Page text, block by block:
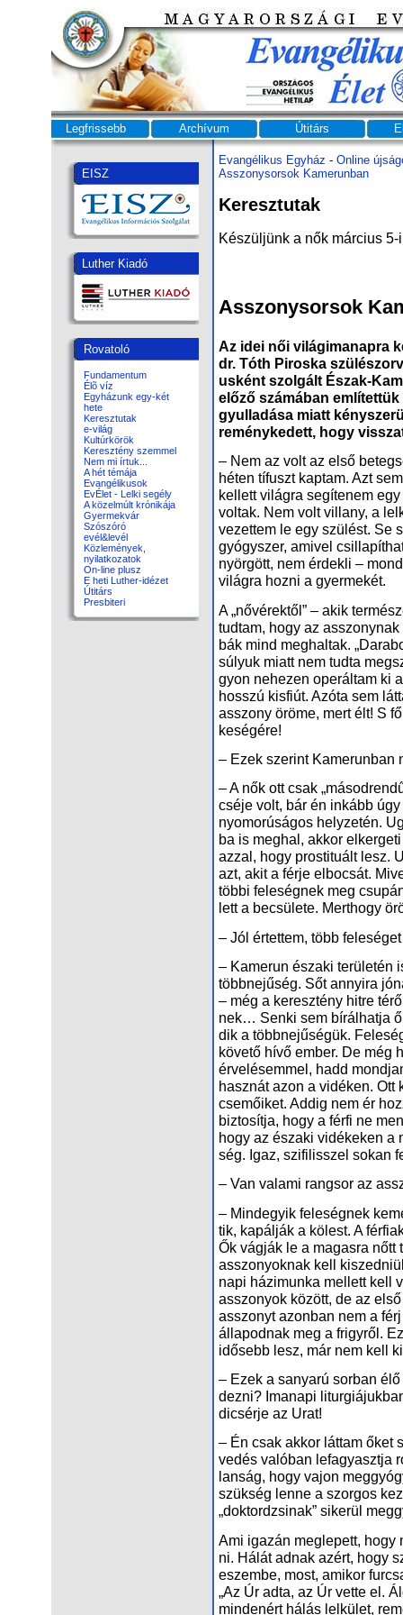
Legfrissebb Archívum Útitárs
EISZ
Luther Kiadó
Rovatoló
Fundamentum
Élõ víz
Egyházunk egy-két
hete
Keresztutak
e-világ
Kultúrkörök
Keresztény szemmel
Nem mi írtuk...
A hét témája
Evangélikusok
EvÉlet - Lelki segély
A közelmúlt krónikája
Gyermekvár
Szószóró
evél&levél
Közlemények,
nyilatkozatok
On-line plusz
E heti Luther-idézet
Útitárs
Presbiteri
Evangélikus Egyház - Online
Asszony­sorsok Ka­me­run­ban
Keresztutak
Készüljünk a nők március
Asszony­sorsok
Az idei női vi­lág­ima­nap­ra
dr. Tóth Pi­ros­ka
us­ként szol­gált Észak-
elő­ző szá­má­ban
gyul­la­dá­sa mi­att
re­mény­ke­dett, hogy
– Nem az volt az el­ső
hé­ten tí­fuszt kap­tam. Azt
kel­lett vi­lág­ra se­gí­te­nem
vol­tak. Nem volt vil­lany, a
ve­zet­tem le egy szü­lést. Se
gyógy­szer, ami­vel
nyör­gött, nem ér­dek­li –
vi­lág­ra hoz­ni a gyer­me­két.
A „nő­vé­rek­től” – akik
tud­tam, hogy az
bák mind meg­hal­tak.
sú­lyuk mi­att nem tud­ta
gyon ne­he­zen ope­rál­tam ki
hosszú kis­fi­út. Az­óta sem
asszony örö­me, mert élt! S
ke­sé­gé­re!
– Ezek sze­rint Ka­me­run­ban
– A nők ott csak
csé­je volt, bár én in­kább
nyo­mo­rú­sá­gos hely­ze­tén.
ba is meg­hal, ak­kor
az­zal, hogy pros­ti­tu­ált lesz.
azt, akit a fér­je el­bo­csát.
töb­bi fe­le­ség­nek meg
lett a be­csü­le­te. Mert­hogy
– Jól ér­tet­tem, több
– Ka­me­run észa­ki te­rü­le­tén
több­ne­jű­ség. Sőt annyi­ra
– még a ke­resz­tény hit­re
nek… Sen­ki sem bí­rál­hat­ja
dik a több­ne­jű­sé­gük.
kö­ve­tő hí­vő em­ber. De még
ér­ve­lé­sem­mel, hadd
hasz­nát azon a vi­dé­ken.
cse­mő­i­ket. Ad­dig nem ér
biz­to­sít­ja, hogy a fér­fi ne
hogy az észa­ki vi­dé­ke­ken a
ség. Igaz, szi­fi­lisszel so­kan
– Van va­la­mi rang­sor az
– Mind­egyik fe­le­ség­nek
tik, ka­pál­ják a kö­lest. A
Ők vág­ják le a ma­gas­ra nőtt
asszo­nyok­nak kell
na­pi há­zi­mun­ka mel­lett kell
asszo­nyok kö­zött, de az
asszonyt azon­ban nem a
ál­la­pod­nak meg a frigy­ről.
idő­sebb lesz, már nem kell
– Ezek a sa­nya­rú sor­ban
dez­ni? Ima­na­pi
di­csér­je az Urat!
– Én csak ak­kor lát­tam őket
ve­dés va­ló­ban le­fa­gyaszt­ja
lan­ság, hogy va­jon
szük­ség len­ne a szor­gos
„dok­tor­dzsi­nak” si­ke­rül
Ami iga­zán meg­le­pett,
ni. Há­lát ad­nak azért, hogy
eszem­be, most, ami­kor
„Az Úr ad­ta, az Úr vet­te el.
min­de­nért há­lás lel­kü­let,